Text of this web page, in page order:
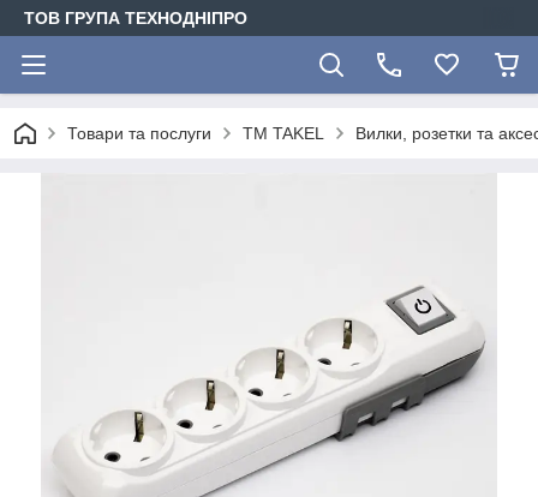
ТОВ ГРУПА ТЕХНОДНІПРО
Товари та послуги TM TAKEL Вилки, розетки та